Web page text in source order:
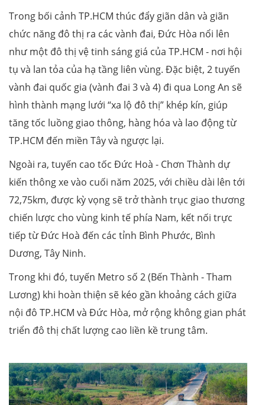
Trong bối cảnh TP.HCM thúc đẩy giãn dân và giãn
chức năng đô thị ra các vành đai, Đức Hòa nổi lên
như một đô thị vệ tinh sáng giá của TP.HCM - nơi hội
tụ và lan tỏa của hạ tầng liên vùng. Đặc biệt, 2 tuyến
vành đai quốc gia (vành đai 3 và 4) đi qua Long An sẽ
hình thành mạng lưới “xa lộ đô thị” khép kín, giúp
tăng tốc luồng giao thông, hàng hóa và lao động từ
TP.HCM đến miền Tây và ngược lại.
Ngoài ra, tuyến cao tốc Đức Hoà - Chơn Thành dự
kiến thông xe vào cuối năm 2025, với chiều dài lên tới
72,75km, được kỳ vọng sẽ trở thành trục giao thương
chiến lược cho vùng kinh tế phía Nam, kết nối trực
tiếp từ Đức Hoà đến các tỉnh Bình Phước, Bình
Dương, Tây Ninh.
Trong khi đó, tuyến Metro số 2 (Bến Thành - Tham
Lương) khi hoàn thiện sẽ kéo gần khoảng cách giữa
nội đô TP.HCM và Đức Hòa, mở rộng không gian phát
triển đô thị chất lượng cao liền kề trung tâm.